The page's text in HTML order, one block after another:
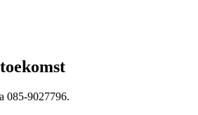
085-9027796.